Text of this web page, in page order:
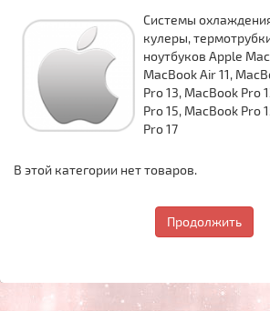
Системы
кулеры,
ноутбуков Apple
MacBook Air 11,
Pro 13, MacBook Pro
Pro 15, MacBook Pro
Pro 17
В этой категории нет товаров.
Продолжить